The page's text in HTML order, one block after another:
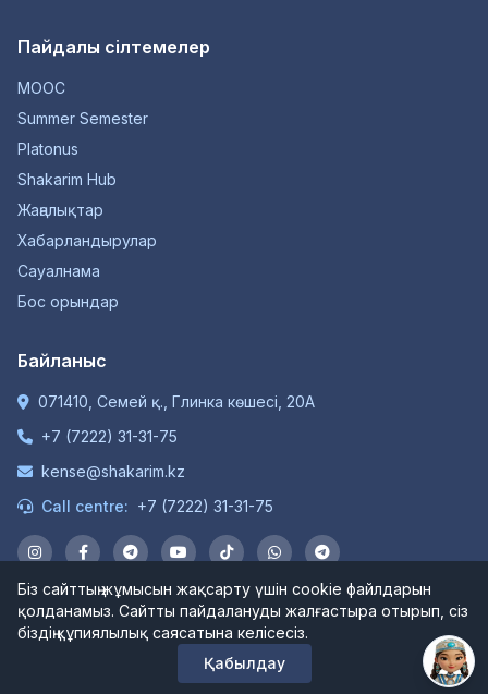
Пайдалы сілтемелер
MOOC
Summer Semester
Platonus
Shakarim Hub
Жаңалықтар
Хабарландырулар
Сауалнама
Бос орындар
Байланыс
071410, Семей қ., Глинка көшесі, 20А
+7 (7222) 31-31-75
kense@shakarim.kz
Call centre: +7 (7222) 31-31-75
© 1934-2026 "Шәкәрім Университет" КЕАҚ. Барлық
құқықтар қорғалған.
Біз сайттың жұмысын жақсарту үшін cookie файлдарын
қолданамыз. Сайтты пайдалануды жалғастыра отырып, сіз
біздің құпиялылық саясатына келісесіз.
Қабылдау